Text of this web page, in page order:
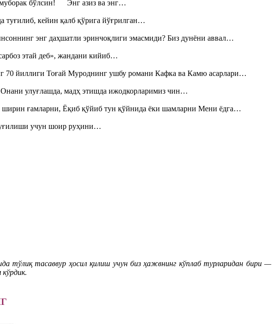
муборак бўлсин! Энг азиз ва энг…
кейин қалб қўрига йўғрилган…
энг даҳшатли эринчоқлиги эмасмиди? Биз дунёни аввал…
этай деб», жандани кийиб…
70 йиллиги Тоғай Муроднинг ушбу романи Кафка ва Камю асарлари…
Онани улуғлашда, мадҳ этишда ижодкорларимиз чин…
ширин ғамларни, Ёқиб қўйиб тун қўйнида ёки шамларни Мени ёдга…
учун шоир руҳини…
тўлиқ тасаввур ҳосил қилиш учун биз ҳажвнинг кўплаб турларидан бири —